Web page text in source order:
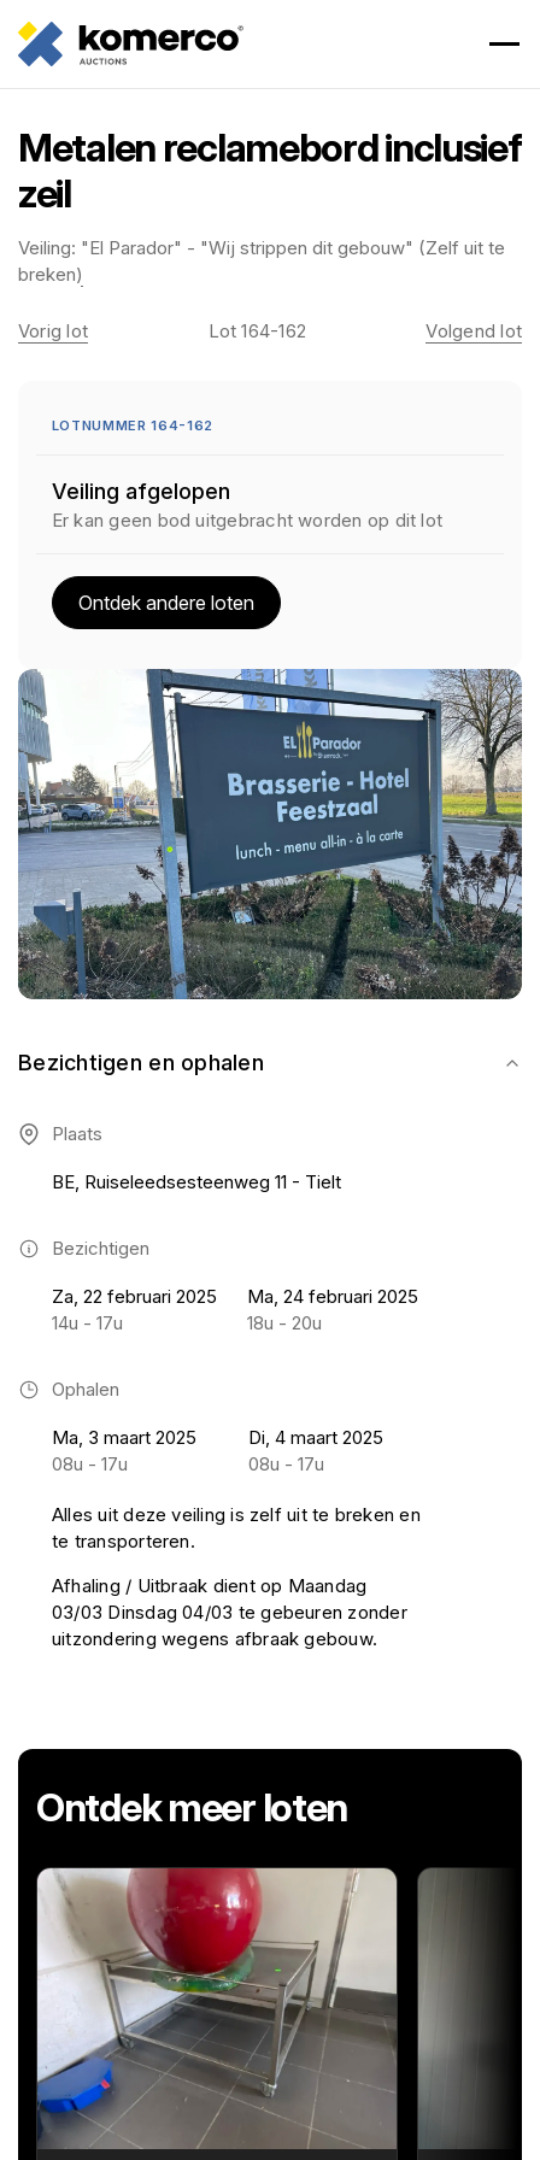
Metalen reclamebord inclusief
zeil
Veiling: "El Parador" - "Wij strippen dit gebouw" (Zelf uit te
breken)
Bezichtigen en ophalen
Plaats
BE, Ruiseleedsesteenweg 11 - Tielt
Bezichtigen
Za, 22 februari 2025
14u - 17u
Ma, 24 februari 2025
18u - 20u
Ophalen
Ma, 3 maart 2025
08u - 17u
Di, 4 maart 2025
08u - 17u
Alles uit deze veiling is zelf uit te breken en
te transporteren.
Afhaling / Uitbraak dient op Maandag
03/03 Dinsdag 04/03 te gebeuren zonder
uitzondering wegens afbraak gebouw.
Vorig lot Lot 164-162 Volgend lot
LOTNUMMER 164-162
Veiling afgelopen
Er kan geen bod uitgebracht worden op dit lot
Ontdek andere loten
Ontdek meer loten